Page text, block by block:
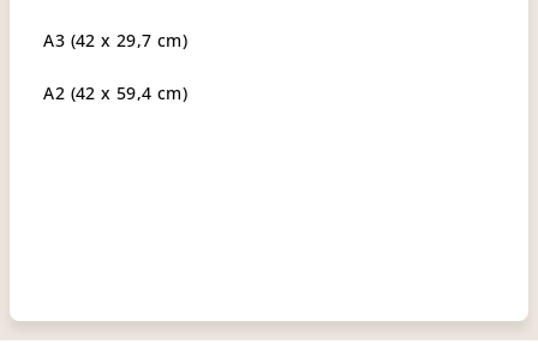
A3 (42 x 29,7 cm)
A2 (42 x 59,4 cm)